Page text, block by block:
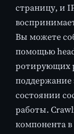
страницу, и
Вы можете
помощью
ротирующих
поддержание
состоянии
работы.
компонента